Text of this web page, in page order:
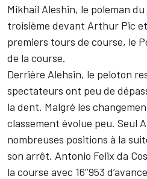
Mikhail Aleshin, le poleman
troisième devant Arthur Pic
premiers tours de course, le
de la course.
Derrière Alehsin, le peloton
spectateurs ont peu de
la dent. Malgré les
classement évolue peu. Seul
nombreuses positions à la
son arrêt. Antonio Felix da
la course avec 16’’953